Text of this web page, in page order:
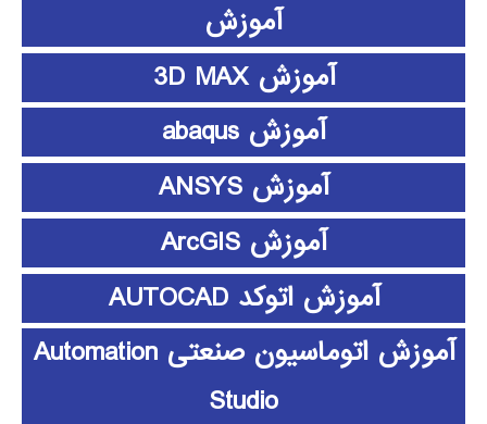
آموزش
آموزش 3D MAX
آموزش abaqus
آموزش ANSYS
آموزش ArcGIS
آموزش اتوکد AUTOCAD
آموزش اتوماسیون صنعتی Automation
Studio